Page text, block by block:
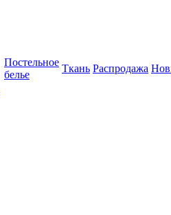
Постельное
белье
Ткань Распродажа